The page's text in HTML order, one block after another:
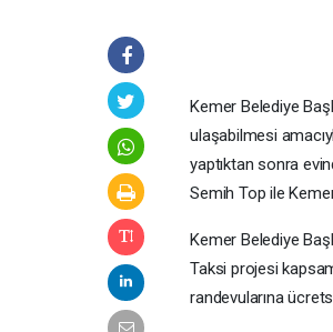
Kemer Belediye
ulaşabilmesi
yaptıktan sonra
Semih Top ile
Kemer Belediye
Taksi projesi
randevularına